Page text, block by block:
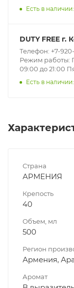
Есть в
DUTY FREE г.
Телефон: +7-
Режим работы:
09:00 до 21:00
Есть в
Страна
АРМЕНИЯ
Крепость
40
Объем, мл
500
Регион
Армения,
Аромат